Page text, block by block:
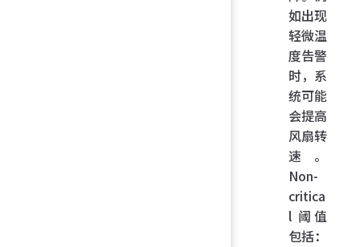
如出现
轻微温
度告警
时，系
统可能
会提高
风扇转
速。
Non-
critica
l 阈值
包括：